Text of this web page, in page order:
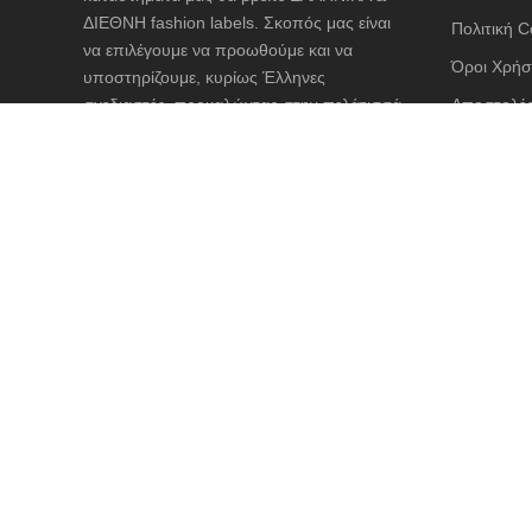
Δακτυλίδια
Ζακέτες
Ζώνες
ΔΙΕΘΝΗ fashion labels. Σκοπός μας είναι
να επιλέγουμε να προωθούμε και να
υποστηρίζουμε, κυρίως Έλληνες
σχεδιαστές, προκαλώντας στην πελάτισσά
Πολιτική
Όροι